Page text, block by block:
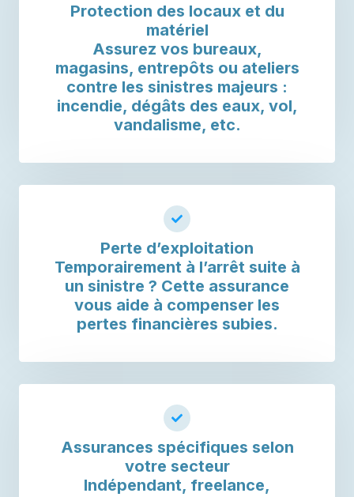
Protection des locaux et du
matériel
Assurez vos bureaux,
magasins, entrepôts ou ateliers
contre les sinistres majeurs :
incendie, dégâts des eaux, vol,
vandalisme, etc.
Perte d’exploitation
Temporairement à l’arrêt suite à
un sinistre ? Cette assurance
vous aide à compenser les
pertes financières subies.
Assurances spécifiques selon
votre secteur
Indépendant, freelance,